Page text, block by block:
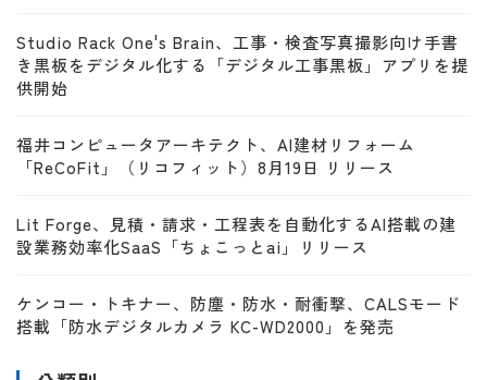
Studio Rack One's Brain、工事・検査写真撮影向け手書
き黒板をデジタル化する「デジタル工事黒板」アプリを提
供開始
福井コンピュータアーキテクト、AI建材リフォーム
「ReCoFit」（リコフィット）8月19日 リリース
Lit Forge、見積・請求・工程表を自動化するAI搭載の建
設業務効率化SaaS「ちょこっとai」リリース
ケンコー・トキナー、防塵・防水・耐衝撃、CALSモード
搭載「防水デジタルカメラ KC-WD2000」を発売